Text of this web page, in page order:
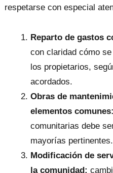
respetarse con especial
Reparto de gastos
con claridad cómo
los propietarios,
acordados.
Obras de
elementos comunes:
comunitarias debe
mayorías pertinentes.
Modificación de
la comunidad: